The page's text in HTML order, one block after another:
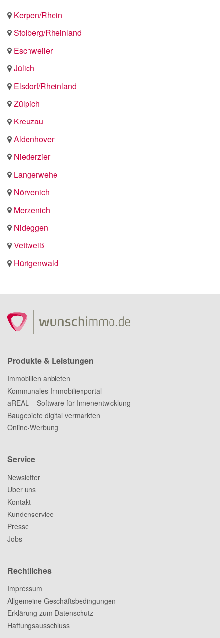
Kerpen/Rhein
Stolberg/Rheinland
Eschweiler
Jülich
Elsdorf/Rheinland
Zülpich
Kreuzau
Aldenhoven
Niederzier
Langerwehe
Nörvenich
Merzenich
Nideggen
Vettweiß
Hürtgenwald
Produkte & Leistungen
Immobilien anbieten
Kommunales Immobilienportal
aREAL – Software für Innenentwicklung
Baugebiete digital vermarkten
Online-Werbung
Service
Newsletter
Über uns
Kontakt
Kundenservice
Presse
Jobs
Rechtliches
Impressum
Allgemeine Geschäftsbedingungen
Erklärung zum Datenschutz
Haftungsausschluss